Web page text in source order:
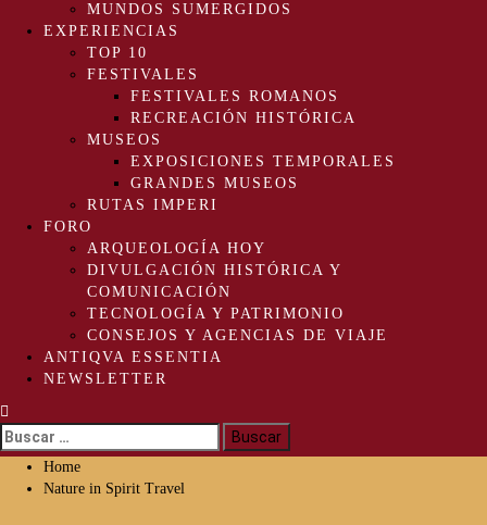
MUNDOS SUMERGIDOS
EXPERIENCIAS
TOP 10
FESTIVALES
FESTIVALES ROMANOS
RECREACIÓN HISTÓRICA
MUSEOS
EXPOSICIONES TEMPORALES
GRANDES MUSEOS
RUTAS IMPERI
FORO
ARQUEOLOGÍA HOY
DIVULGACIÓN HISTÓRICA Y
COMUNICACIÓN
TECNOLOGÍA Y PATRIMONIO
CONSEJOS Y AGENCIAS DE VIAJE
ANTIQVA ESSENTIA
NEWSLETTER
Buscar:
Home
Nature in Spirit Travel